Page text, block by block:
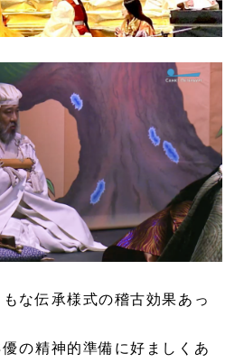
な伝承様式の稽古効果あっ
の精神的準備に好ましくあ